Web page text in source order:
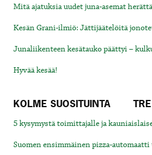
Mitä ajatuksia uudet juna-asemat
Kesän Grani-ilmiö: Jättijäätelöitä
Junaliikenteen kesätauko päättyi –
Hyvää kesää!
KOLME SUOSITUINTA
5 kysymystä toimittajalle ja
Suomen ensimmäinen pizza-